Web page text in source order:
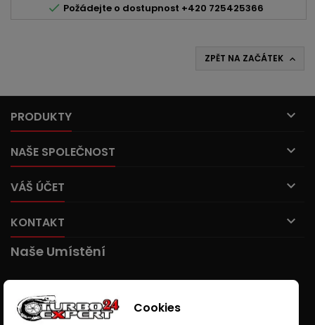
 Požádejte o dostupnost +420 725425366
ZPĚT NA ZAČÁTEK 
PRODUKTY 
NAŠE SPOLEČNOST 
VÁŠ ÚČET 
KONTAKT 
Naše Umístění
Cookies